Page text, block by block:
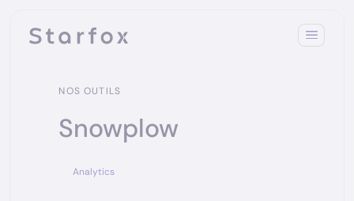
NOS OUTILS
Snowplow
Analytics